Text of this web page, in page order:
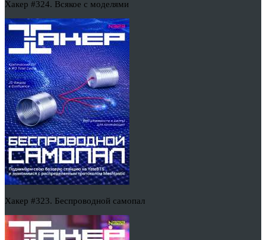
Хакер #324. Всякое с моделями
Хакер #323. Беспроводной самопал